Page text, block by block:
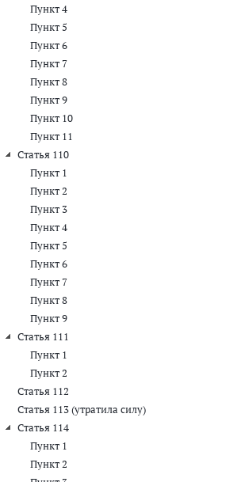
Пункт 4
Пункт 5
Пункт 6
Пункт 7
Пункт 8
Пункт 9
Пункт 10
Пункт 11
Статья 110
Пункт 1
Пункт 2
Пункт 3
Пункт 4
Пункт 5
Пункт 6
Пункт 7
Пункт 8
Пункт 9
Статья 111
Пункт 1
Пункт 2
Статья 112
Статья 113 (утратила силу)
Статья 114
Пункт 1
Пункт 2